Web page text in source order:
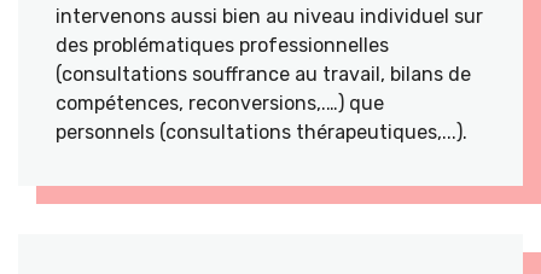
intervenons aussi bien au niveau individuel sur
des problématiques professionnelles
(consultations souffrance au travail, bilans de
compétences, reconversions,.…) que
personnels (consultations thérapeutiques,...).